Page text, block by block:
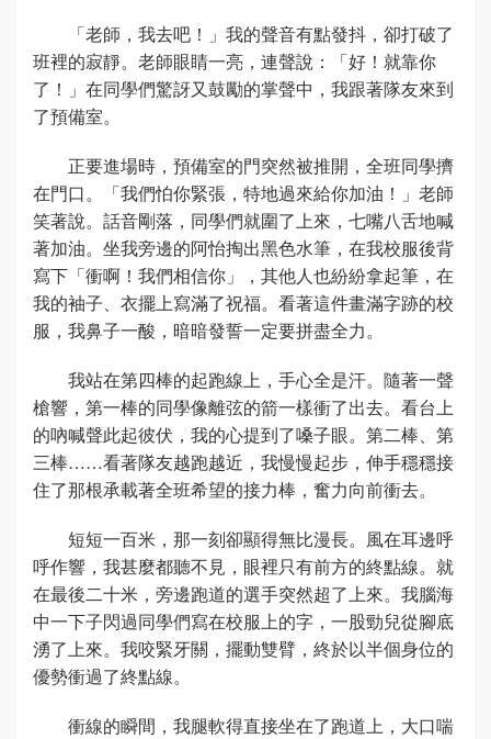
「老師，我去吧！」我的聲音有點發抖，卻打破了
班裡的寂靜。老師眼睛一亮，連聲說：「好！就靠你
了！」在同學們驚訝又鼓勵的掌聲中，我跟著隊友來到
了預備室。
正要進場時，預備室的門突然被推開，全班同學擠
在門口。「我們怕你緊張，特地過來給你加油！」老師
笑著說。話音剛落，同學們就圍了上來，七嘴八舌地喊
著加油。坐我旁邊的阿怡掏出黑色水筆，在我校服後背
寫下「衝啊！我們相信你」，其他人也紛紛拿起筆，在
我的袖子、衣擺上寫滿了祝福。看著這件畫滿字跡的校
服，我鼻子一酸，暗暗發誓一定要拼盡全力。
我站在第四棒的起跑線上，手心全是汗。隨著一聲
槍響，第一棒的同學像離弦的箭一樣衝了出去。看台上
的吶喊聲此起彼伏，我的心提到了嗓子眼。第二棒、第
三棒……看著隊友越跑越近，我慢慢起步，伸手穩穩接
住了那根承載著全班希望的接力棒，奮力向前衝去。
短短一百米，那一刻卻顯得無比漫長。風在耳邊呼
呼作響，我甚麼都聽不見，眼裡只有前方的終點線。就
在最後二十米，旁邊跑道的選手突然超了上來。我腦海
中一下子閃過同學們寫在校服上的字，一股勁兒從腳底
湧了上來。我咬緊牙關，擺動雙臂，終於以半個身位的
優勢衝過了終點線。
衝線的瞬間，我腿軟得直接坐在了跑道上，大口喘